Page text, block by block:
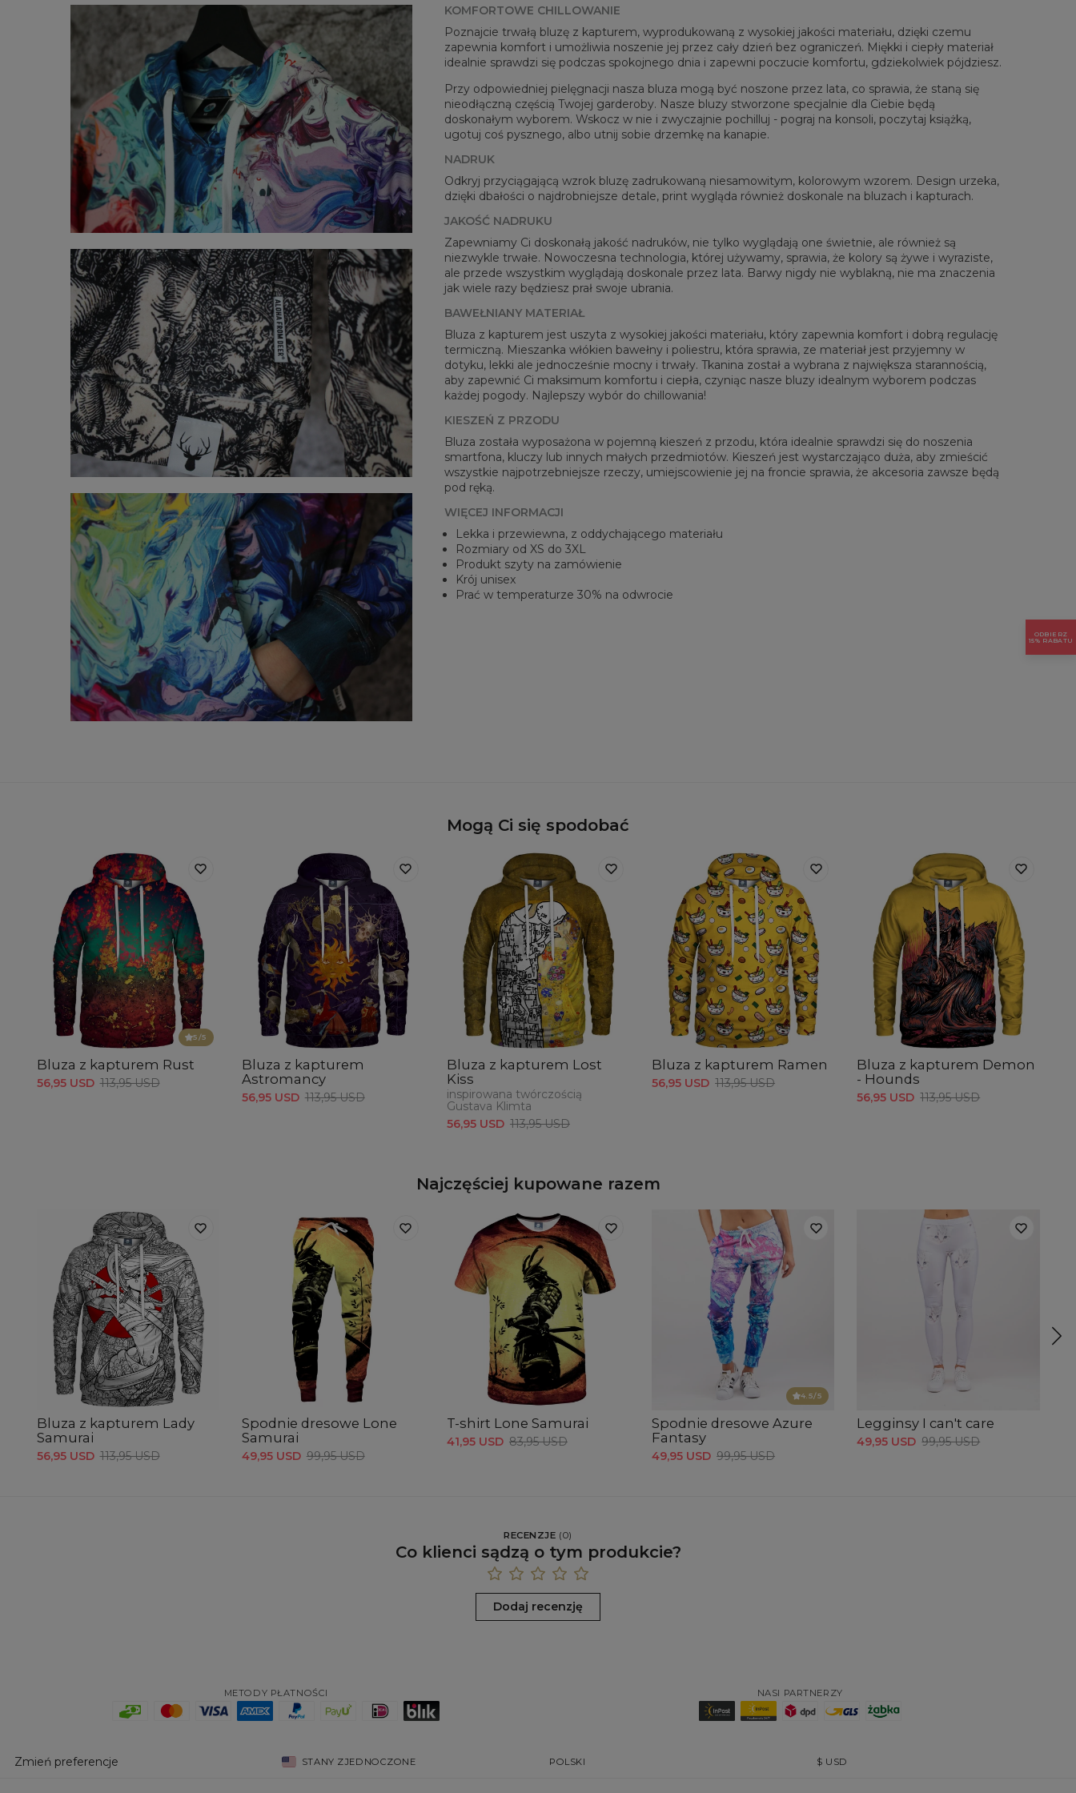
Mierzone na płasko
B - Sz. klatki piersiowej
48 51 54 57 60 63
C - Długość rękawów
61 62 63 64 65
KOMFORTOWE CHILLOWANIE
Poznajcie trwałą bluzę z kapturem, wyprodukowaną z wysokiej jakości materiału, dzięki czemu
zapewnia komfort i umożliwia noszenie jej przez cały dzień bez ograniczeń. Miękki i ciepły materiał
idealnie sprawdzi się podczas spokojnego dnia i zapewni poczucie komfortu, gdziekolwiek pójdziesz.
Przy odpowiedniej pielęgnacji nasza bluza mogą być noszone przez lata, co sprawia, że staną się
nieodłączną częścią Twojej garderoby. Nasze bluzy stworzone specjalnie dla Ciebie będą
doskonałym wyborem. Wskocz w nie i zwyczajnie pochilluj - pograj na konsoli, poczytaj książką,
ugotuj coś pysznego, albo utnij sobie drzemkę na kanapie.
NADRUK
Odkryj przyciągającą wzrok bluzę zadrukowaną niesamowitym, kolorowym wzorem. Design urzeka,
dzięki dbałości o najdrobniejsze detale, print wygląda również doskonale na bluzach i kapturach.
JAKOŚĆ NADRUKU
Zapewniamy Ci doskonałą jakość nadruków, nie tylko wyglądają one świetnie, ale również są
niezwykle trwałe. Nowoczesna technologia, której używamy, sprawia, że kolory są żywe i wyraziste,
ale przede wszystkim wyglądają doskonale przez lata. Barwy nigdy nie wyblakną, nie ma znaczenia
jak wiele razy będziesz prał swoje ubrania.
BAWEŁNIANY MATERIAŁ
Bluza z kapturem jest uszyta z wysokiej jakości materiału, który zapewnia komfort i dobrą regulację
termiczną. Mieszanka włókien bawełny i poliestru, która sprawia, ze materiał jest przyjemny w
dotyku, lekki ale jednocześnie mocny i trwały. Tkanina został a wybrana z największa starannością,
aby zapewnić Ci maksimum komfortu i ciepła, czyniąc nasze bluzy idealnym wyborem podczas
każdej pogody. Najlepszy wybór do chillowania!
KIESZEŃ Z PRZODU
Bluza została wyposażona w pojemną kieszeń z przodu, która idealnie sprawdzi się do noszenia
smartfona, kluczy lub innych małych przedmiotów. Kieszeń jest wystarczająco duża, aby zmieścić
wszystkie najpotrzebniejsze rzeczy, umiejscowienie jej na froncie sprawia, że akcesoria zawsze będą
pod ręką.
WIĘCEJ INFORMACJI
Lekka i przewiewna, z oddychającego materiału
Rozmiary od XS do 3XL
Produkt szyty na zamówienie
Krój unisex
Prać w temperaturze 30% na odwrocie
Mogą Ci się spodobać
5/5
Bluza z kapturem Rust
56,95 USD 113,95 USD
Bluza z kapturem
Astromancy
56,95 USD 113,95 USD
Bluza z kapturem Lost
Kiss
inspirowana twórczością
Gustava Klimta
56,95 USD 113,95 USD
Bluza z kapturem Ramen
56,95 USD 113,95 USD
Bluza z kapturem Demon
- Hounds
56,95 USD 113,95 USD
Najczęściej kupowane razem
Bluza z kapturem Lady
Samurai
56,95 USD 113,95 USD
Spodnie dresowe Lone
Samurai
49,95 USD 99,95 USD
T-shirt Lone Samurai
41,95 USD 83,95 USD
4.5/5
Spodnie dresowe Azure
Fantasy
49,95 USD 99,95 USD
Legginsy I can't care
49,95 USD 99,95 USD
RECENZJE (0)
Co klienci sądzą o tym produkcie?
Dodaj recenzję
METODY PŁATNOŚCI NASI PARTNERZY
Zmień preferencje STANY ZJEDNOCZONE POLSKI $ USD
ODBIERZ
15% RABATU